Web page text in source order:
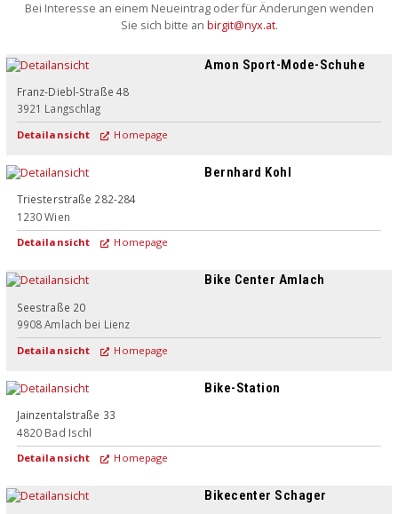
Bei Interesse an einem Neueintrag oder für Änderungen wenden
Sie sich bitte an birgit@nyx.at.
Amon Sport-Mode-Schuhe
Franz-Diebl-Straße 48
3921 Langschlag
Detailansicht Homepage
Bernhard Kohl
Triesterstraße 282-284
1230 Wien
Detailansicht Homepage
Bike Center Amlach
Seestraße 20
9908 Amlach bei Lienz
Detailansicht Homepage
Bike-Station
Jainzentalstraße 33
4820 Bad Ischl
Detailansicht Homepage
Bikecenter Schager